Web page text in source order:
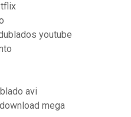
youtube
avi
mega